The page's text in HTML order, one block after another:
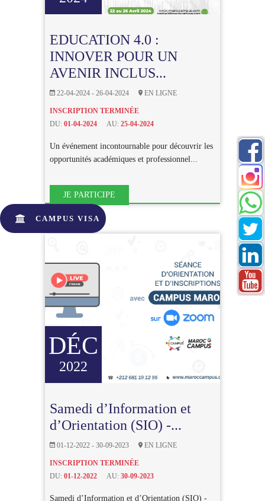
EDUCATION 4.0 :
INNOVER POUR UN
AVENIR INCLUS...
22-04-2024 - 26-04-2024 EN LIGNE
INSCRIPTION TERMINÉE
DU: 01-04-2024 AU: 25-04-2024
Un événement incontournable pour découvrir les
opportunités académiques et professionnel...
JE PARTICIPE
DÉC
2022
Samedi d’Information et
d’Orientation (SIO) -...
01-12-2022 - 30-09-2023 EN LIGNE
INSCRIPTION TERMINÉE
DU: 01-12-2022 AU: 30-09-2023
Samedi d’Information et d’Orientation (SIO) -
CAMPUS VISA